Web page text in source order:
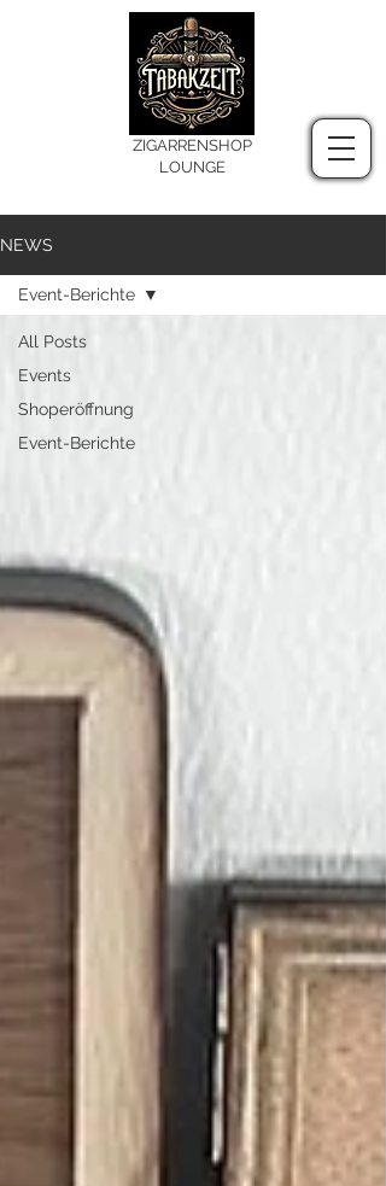
ZIGARRENSHOP
LOUNGE
NEWS
All Posts
Events
Shoperöffnung
Event-Berichte
Event-Berichte